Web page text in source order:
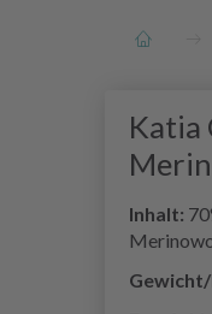
Katia
Inhalt: